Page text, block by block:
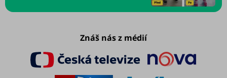
Znáš nás z médií